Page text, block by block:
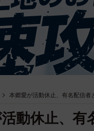
本郷愛が活動休止、有名配信者
動休止、有